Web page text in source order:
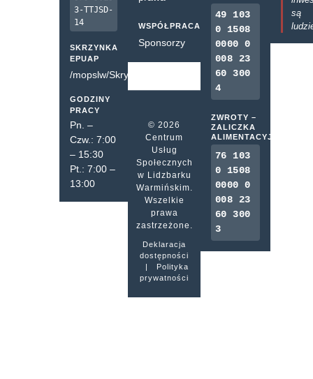
3-TTJSD-
14
SKRZYNKA
EPUAP
/mopslw/SkrytkaESP
GODZINY
PRACY
Pn. –
Czw.: 7:00
– 15:30
Pt.: 7:00 –
13:00
WSPÓŁPRACA
Sponsorzy
© 2026
Centrum
Usług
Społecznych
w Lidzbarku
Warmińskim.
Wszelkie
prawa
zastrzeżone.
Deklaracja
dostępności
|
Polityka
prywatności
49 103
0 1508
0000 0
008 23
60 300
4
ZWROTY –
ZALICZKA
ALIMENTACYJNA
76 103
0 1508
0000 0
008 23
60 300
3
są